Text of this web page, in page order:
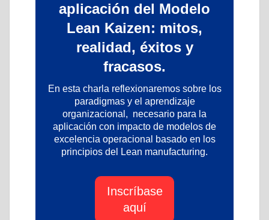
aplicación del Modelo
Lean Kaizen: mitos,
realidad, éxitos y
fracasos.
En esta charla reflexionaremos sobre los
paradigmas y el aprendizaje
organizacional, necesario para la
aplicación con impacto de modelos de
excelencia operacional basado en los
principios del Lean manufacturing.
Inscríbase
aquí